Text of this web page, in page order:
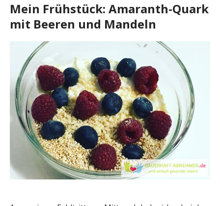
Mein Frühstück: Amaranth-Quark
mit Beeren und Mandeln